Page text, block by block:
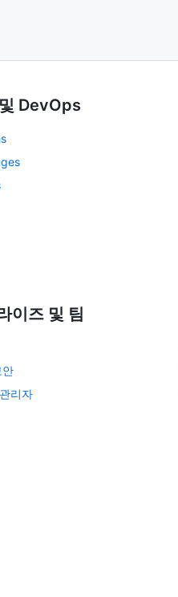
DevOps
이즈 및 팀
안
리자